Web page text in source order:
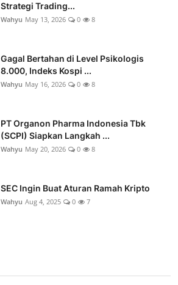
Strategi Trading...
Wahyu May 13, 2026 0 8
Gagal Bertahan di Level Psikologis
8.000, Indeks Kospi ...
Wahyu May 16, 2026 0 8
PT Organon Pharma Indonesia Tbk
(SCPI) Siapkan Langkah ...
Wahyu May 20, 2026 0 8
SEC Ingin Buat Aturan Ramah Kripto
Wahyu Aug 4, 2025 0 7